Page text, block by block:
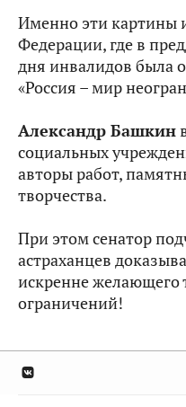
Именно эти картины
Федерации, где в
дня инвалидов была
«Россия – мир
Александр Башкин
социальных
авторы работ,
творчества.
При этом сенатор
астраханцев
искренне желающего
ограничений!